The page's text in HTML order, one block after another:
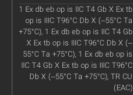
1 Ex db eb op is IIC T4 Gb X Ex tb
op is IIIC T96°C Db X (–55°C Ta
+75°C), 1 Ex db eb op is IIC T4 Gb
X Ex tb op is IIIC T96°C Db X (–
55°C Ta +75°C), 1 Ex db eb op is
IIC T4 Gb X Ex tb op is IIIC T96°C
Db X (–55°C Ta +75°C), TR CU
(EAC)